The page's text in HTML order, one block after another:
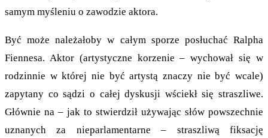
samym myśleniu o zawodzie aktora.
Być może należałoby w całym sporze posłuchać Ralpha
Fiennesa. Aktor (artystyczne korzenie – wychował się w
rodzinnie w której nie być artystą znaczy nie być wcale)
zapytany co sądzi o całej dyskusji wściekł się straszliwe.
Głównie na – jak to stwierdził używając słów powszechnie
uznanych za nieparlamentarne – straszliwą fiksację